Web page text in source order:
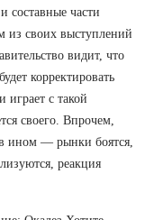
составные части
из своих выступлений
видит, что
корректировать
играет с такой
своего. Впрочем,
ином — рынки боятся,
реакция